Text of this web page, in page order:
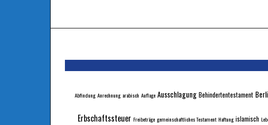
Abfindung Anrechnung arabisch Auflage Ausschlagung Behindertentestament
Erbschaftssteuer Freibeträge gemeinschaftliches Testament Haftung islamisch